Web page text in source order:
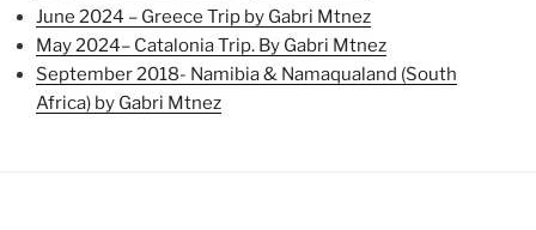
June 2024 – Greece Trip by Gabri Mtnez
May 2024– Catalonia Trip. By Gabri Mtnez
September 2018- Namibia & Namaqualand (South
Africa) by Gabri Mtnez